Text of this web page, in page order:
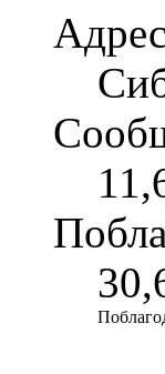
Адрес